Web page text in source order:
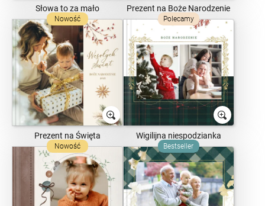
Słowa to za mało Prezent na Boże Narodzenie
Nowość
Prezent na Święta
Polecamy
Wigilijna niespodzianka
Nowość Bestseller